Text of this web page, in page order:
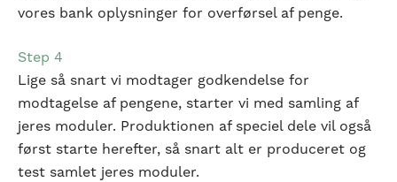
vores bank oplysninger for overførsel af penge.
Step 4
Lige så snart vi modtager godkendelse for
modtagelse af pengene, starter vi med samling af
jeres moduler. Produktionen af speciel dele vil også
først starte herefter, så snart alt er produceret og
test samlet jeres moduler.